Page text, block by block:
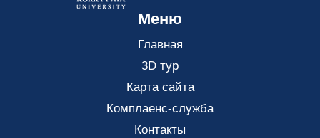
Меню
Главная
3D тур
Карта сайта
Комплаенс-служба
Контакты